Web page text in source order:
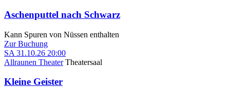
Aschenputtel nach Schwarz
Kann Spuren von Nüssen enthalten
Zur Buchung
SA 31.10.26 20:00
Allraunen Theater Theatersaal
Kleine Geister